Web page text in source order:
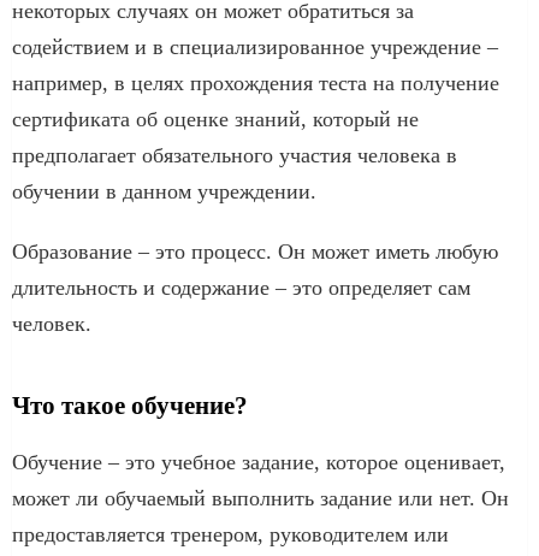
некоторых случаях он может обратиться за
содействием и в специализированное учреждение –
например, в целях прохождения теста на получение
сертификата об оценке знаний, который не
предполагает обязательного участия человека в
обучении в данном учреждении.
Образование – это процесс. Он может иметь любую
длительность и содержание – это определяет сам
человек.
Что такое обучение?
Обучение – это учебное задание, которое оценивает,
может ли обучаемый выполнить задание или нет. Он
предоставляется тренером, руководителем или